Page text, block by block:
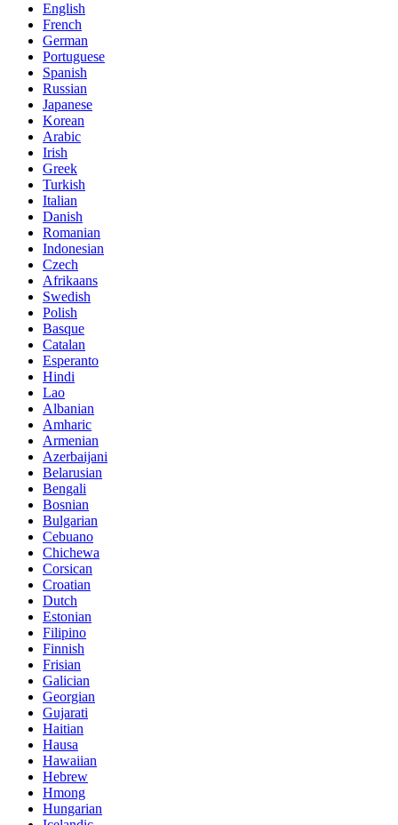
English
French
German
Portuguese
Spanish
Russian
Japanese
Korean
Arabic
Irish
Greek
Turkish
Italian
Danish
Romanian
Indonesian
Czech
Afrikaans
Swedish
Polish
Basque
Catalan
Esperanto
Hindi
Lao
Albanian
Amharic
Armenian
Azerbaijani
Belarusian
Bengali
Bosnian
Bulgarian
Cebuano
Chichewa
Corsican
Croatian
Dutch
Estonian
Filipino
Finnish
Frisian
Galician
Georgian
Gujarati
Haitian
Hausa
Hawaiian
Hebrew
Hmong
Hungarian